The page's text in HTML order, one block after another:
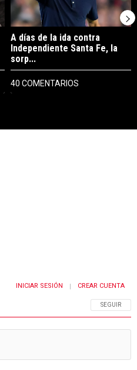
A días de la ida contra
Independiente Santa Fe, la
sorp...
40 COMENTARIOS
SIGA ESTA
SEGUIR
INICIAR SESIÓN CREAR CUENTA